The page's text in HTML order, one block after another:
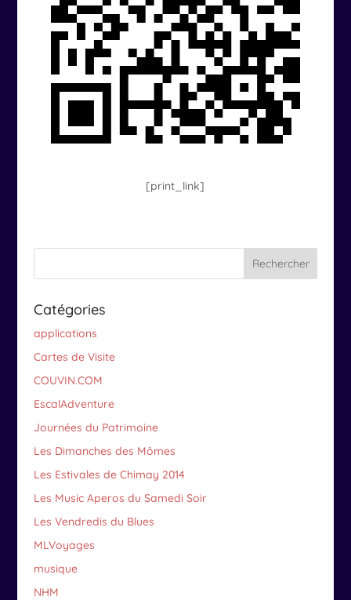
[print_link]
Catégories
applications
Cartes de Visite
COUVIN.COM
EscalAdventure
Journées du Patrimoine
Les Dimanches des Mômes
Les Estivales de Chimay 2014
Les Music Aperos du Samedi Soir
Les Vendredis du Blues
MLVoyages
musique
NHM